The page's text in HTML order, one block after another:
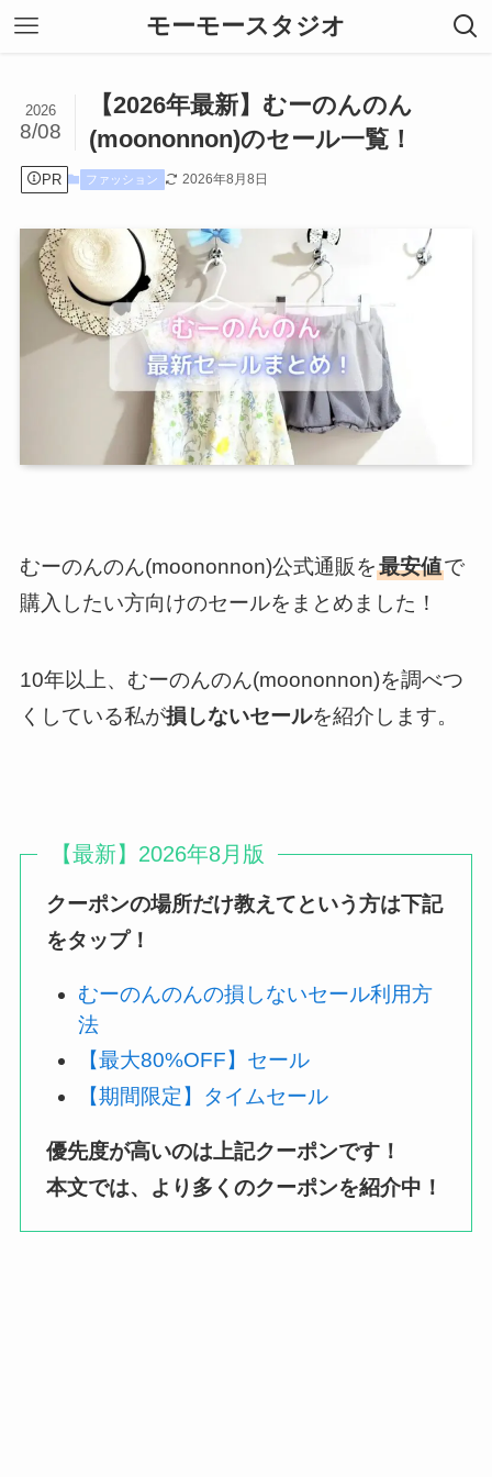
モーモースタジオ
【2026年最新】むーのんのん
(moononnon)のセール一覧！
2026
8/08
PR ファッション 2026年8月8日
むーのんのん(moononnon)公式通販を最安値で
購入したい方向けのセールをまとめました！
10年以上、むーのんのん(moononnon)を調べつ
くしている私が損しないセールを紹介します。
【最新】2026年8月版
クーポンの場所だけ教えてという方は下記
をタップ！
むーのんのんの損しないセール利用方
法
【最大80%OFF】セール
【期間限定】タイムセール
優先度が高いのは上記クーポンです！
本文では、より多くのクーポンを紹介中！